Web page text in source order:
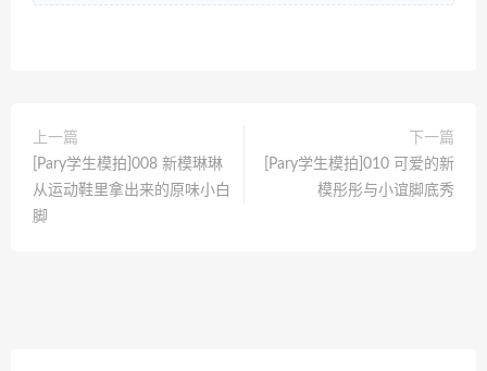
上一篇
[Pary学生模拍]008 新模琳琳
从运动鞋里拿出来的原味小白
脚
下一篇
[Pary学生模拍]010 可爱的新
模彤彤与小谊脚底秀